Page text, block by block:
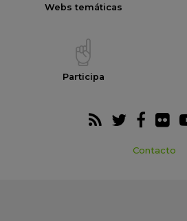
Webs temáticas
Participa
Contacto